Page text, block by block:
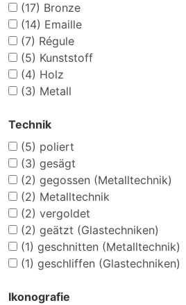
(17) Bronze
(14) Emaille
(7) Régule
(5) Kunststoff
(4) Holz
(3) Metall
Technik
(5) poliert
(3) gesägt
(2) gegossen (Metalltechnik)
(2) Metalltechnik
(2) vergoldet
(2) geätzt (Glastechniken)
(1) geschnitten (Metalltechnik)
(1) geschliffen (Glastechniken)
Ikonografie